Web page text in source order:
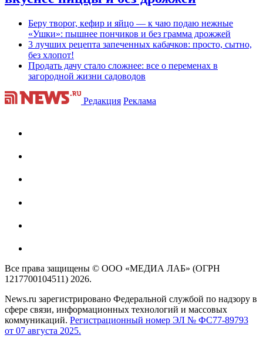
Беру творог, кефир и яйцо — к чаю подаю нежные
«Ушки»: пышнее пончиков и без грамма дрожжей
3 лучших рецепта запеченных кабачков: просто, сытно,
без хлопот!
Продать дачу стало сложнее: все о переменах в
загородной жизни садоводов
Редакция Реклама
Все права защищены © ООО «МЕДИА ЛАБ» (ОГРН
1217700104511) 2026.
News.ru зарегистрировано Федеральной службой по надзору в
сфере связи, информационных технологий и массовых
коммуникаций. Регистрационный номер ЭЛ № ФС77-89793
от 07 августа 2025.